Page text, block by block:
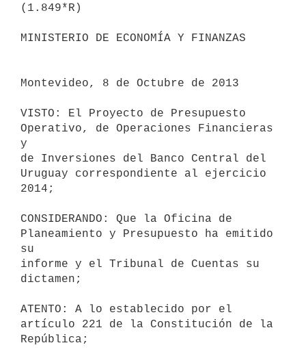
(1.849*R)
MINISTERIO DE ECONOMÍA Y FINANZAS
Montevideo, 8 de Octubre de 2013
VISTO: El Proyecto de Presupuesto
Operativo, de Operaciones Financieras
y
de Inversiones del Banco Central del
Uruguay correspondiente al ejercicio
2014;
CONSIDERANDO: Que la Oficina de
Planeamiento y Presupuesto ha emitido
su
informe y el Tribunal de Cuentas su
dictamen;
ATENTO: A lo establecido por el
artículo 221 de la Constitución de la
República;